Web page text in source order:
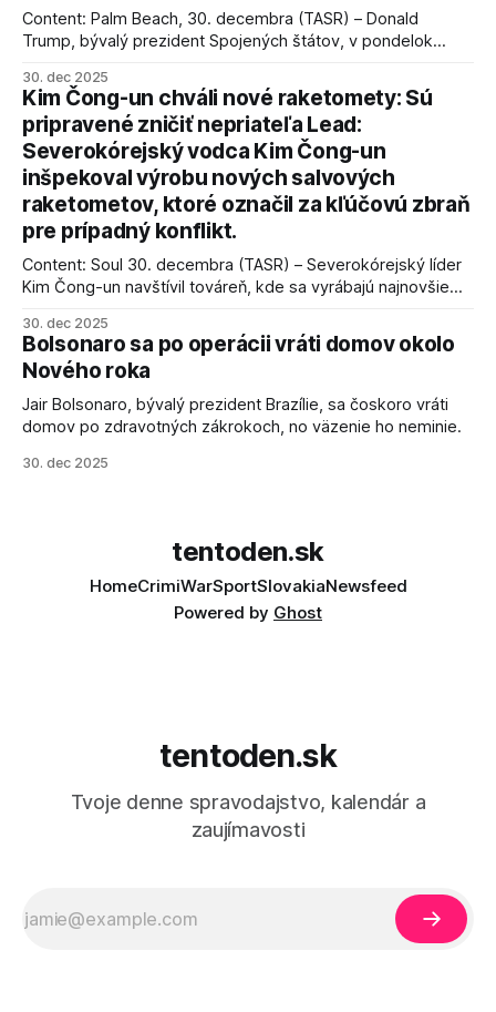
Content: Palm Beach, 30. decembra (TASR) – Donald
Trump, bývalý prezident Spojených štátov, v pondelok
kľúčové pre úspešné dosiahnutie prímeria v Gaze. Agentúra
AFP informuje, že Trump vyjadril presvedčenie, že Izrael plní
podmienky dohody o prí
30. dec 2025
Kim Čong-un chváli nové raketomety: Sú
pripravené zničiť nepriateľa Lead:
Severokórejský vodca Kim Čong-un
inšpekoval výrobu nových salvových
raketometov, ktoré označil za kľúčovú zbraň
pre prípadný konflikt.
Content: Soul 30. decembra (TASR) – Severokórejský líder
Kim Čong-un navštívil továreň, kde sa vyrábajú najnovšie
schopnosti. Informovali o tom štátne médiá KĽDR, na ktoré
sa odvoláva agentúra AFP.
30. dec 2025
Bolsonaro sa po operácii vráti domov okolo
Nového roka
Jair Bolsonaro, bývalý prezident Brazílie, sa čoskoro vráti
domov po zdravotných zákrokoch, no väzenie ho neminie.
30. dec 2025
tentoden.sk
HomeCrimiWarSportSlovakiaNewsfeed
Powered by Ghost
tentoden.sk
Tvoje denne spravodajstvo, kalendár a
zaujímavosti